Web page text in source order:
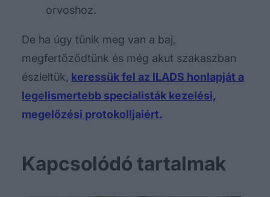
orvoshoz.
De ha úgy tűnik meg van a baj,
megfertőződtünk és még akut szakaszban
észleltük, keressük fel az ILADS honlapját a
legelismertebb specialisták kezelési,
megelőzési protokolljaiért.
Kapcsolódó tartalmak